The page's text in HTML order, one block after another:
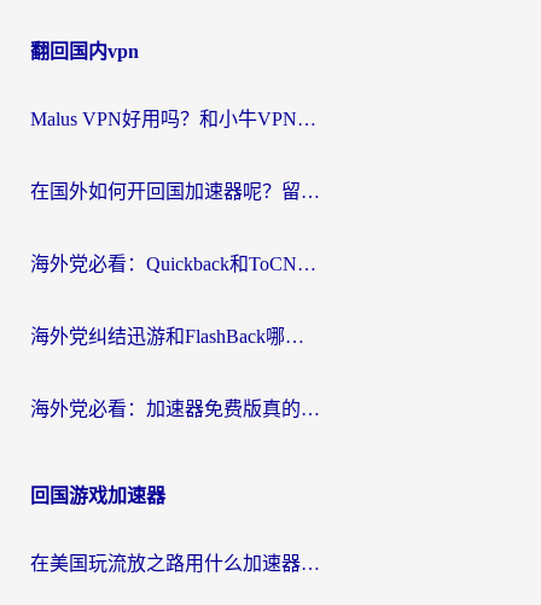
导
翻回国内vpn
Malus VPN好用吗？和小牛VPN对比哪个回国效果更好？海外党亲测实用指南
在国外如何开回国加速器呢？留学生亲测的无缝访问国内资源指南
海外党必看：Quickback和ToCN好用吗？3分钟选对回国加速器的实用指南
海外党纠结迅游和FlashBack哪个好？2026实用指南教你选对回国加速器
海外党必看：加速器免费版真的能解决回国访问难题吗？附实用选择指南
回国游戏加速器
在美国玩流放之路用什么加速器？海外党国服游戏不卡顿的终极攻略